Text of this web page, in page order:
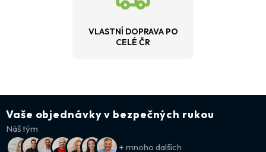
VLASTNÍ DOPRAVA PO
CELÉ ČR
Vaše objednávky v bezpečných rukou
Náš tým
+ mnoho dalších